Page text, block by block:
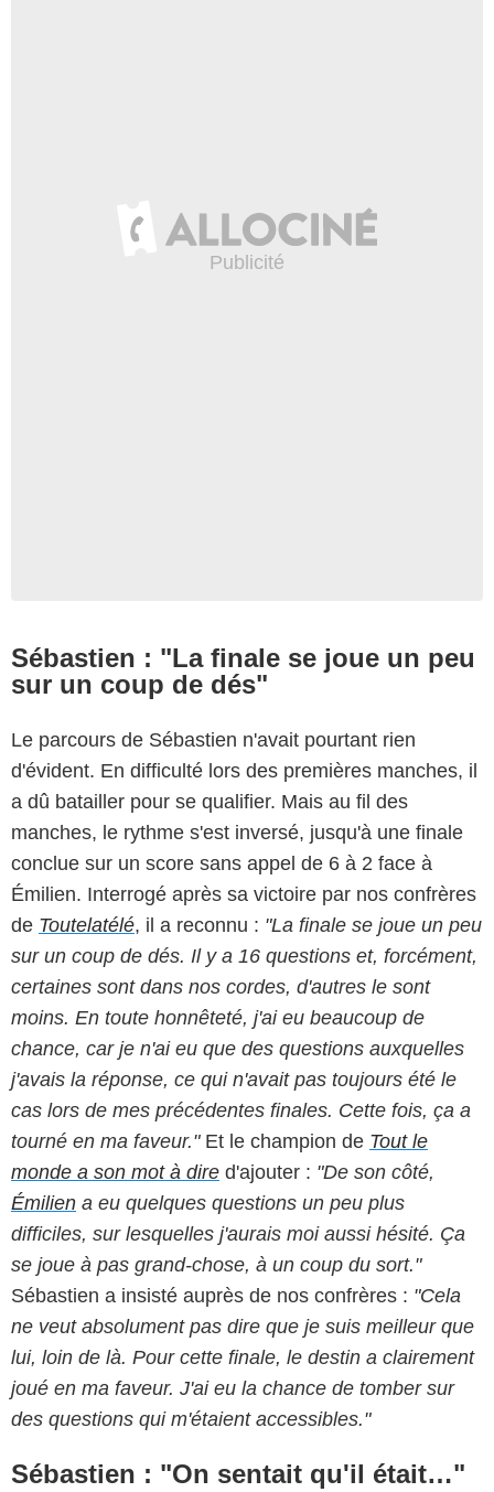
Sébastien : "La finale se joue un peu
sur un coup de dés"
Le parcours de Sébastien n'avait pourtant rien
d'évident. En difficulté lors des premières manches, il
a dû batailler pour se qualifier. Mais au fil des
manches, le rythme s'est inversé, jusqu'à une finale
conclue sur un score sans appel de 6 à 2 face à
Émilien. Interrogé après sa victoire par nos confrères
de Toutelatélé, il a reconnu : "La finale se joue un peu
sur un coup de dés. Il y a 16 questions et, forcément,
certaines sont dans nos cordes, d'autres le sont
moins. En toute honnêteté, j'ai eu beaucoup de
chance, car je n'ai eu que des questions auxquelles
j'avais la réponse, ce qui n'avait pas toujours été le
cas lors de mes précédentes finales. Cette fois, ça a
tourné en ma faveur."Et le champion de Tout le
monde a son mot à dire d'ajouter : "De son côté,
Émilien a eu quelques questions un peu plus
difficiles, sur lesquelles j'aurais moi aussi hésité. Ça
se joue à pas grand-chose, à un coup du sort."
Sébastien a insisté auprès de nos confrères : "Cela
ne veut absolument pas dire que je suis meilleur que
lui, loin de là. Pour cette finale, le destin a clairement
joué en ma faveur. J'ai eu la chance de tomber sur
des questions qui m'étaient accessibles."
Sébastien : "On sentait qu'il était…"